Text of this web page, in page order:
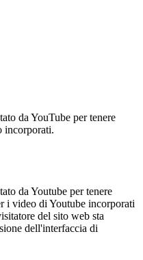
da YouTube per tenere
incorporati.
da Youtube per tenere
i video di Youtube incorporati
del sito web sta
dell'interfaccia di